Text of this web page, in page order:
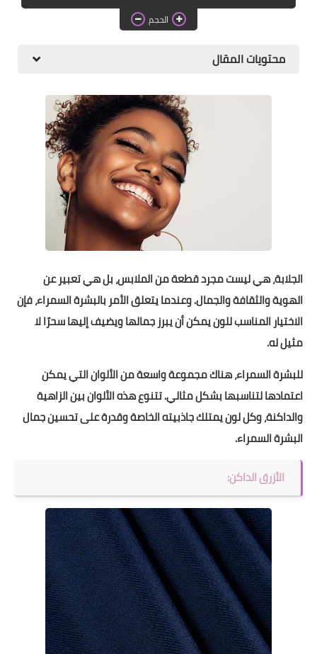
دروس الراندة للمبتدئات
اللباس التقليدي
الحجم
محتويات المقال
الجلابة، هي ليست مجرد قطعة من الملابس، بل هي تعبير عن
الهوية والثقافة والجمال. وعندما يتعلق الأمر بالبشرة السمراء، فإن
الاختيار المناسب للون يمكن أن يبرز جمالها ويضيف إليها سحرًا لا
مثيل له.
للبشرة السمراء، هناك مجموعة واسعة من الألوان التي يمكن
اعتمادها لتناسبها بشكل مثالي. تتنوع هذه الألوان بين الزاهية
والداكنة، وكل لون يمتلك جاذبيته الخاصة وقدرة على تحسين جمال
البشرة السمراء.
الأزرق الداكن: